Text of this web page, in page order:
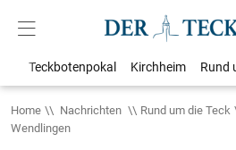
Teckbotenpokal Kirchheim Rund
Home Nachrichten Rund um die Teck
Wendlingen